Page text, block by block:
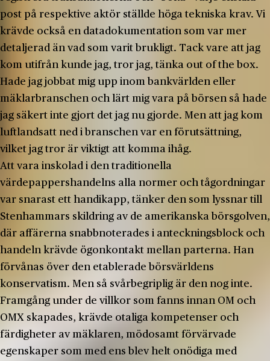
post på respektive aktör ställde höga tekniska krav. Vi
krävde också en datadokumentation som var mer
detaljerad än vad som varit brukligt. Tack vare att jag
kom utifrån kunde jag, tror jag, tänka out of the box.
Hade jag jobbat mig upp inom bankvärlden eller
mäklarbranschen och lärt mig vara på börsen så hade
jag säkert inte gjort det jag nu gjorde. Men att jag kom
luftlandsatt ned i branschen var en förutsättning,
vilket jag tror är viktigt att komma ihåg.
Att vara inskolad i den traditionella
värdepappershandelns alla normer och tågordningar
var snarast ett handikapp, tänker den som lyssnar till
Stenhammars skildring av de amerikanska börsgolven,
där affärerna snabbnoterades i anteckningsblock och
handeln krävde ögonkontakt mellan parterna. Han
förvånas över den etablerade börsvärldens
konservatism. Men så svårbegriplig är den nog inte.
Framgång under de villkor som fanns innan OM och
OMX skapades, krävde otaliga kompetenser och
färdigheter av mäklaren, mödosamt förvärvade
egenskaper som med ens blev helt onödiga med